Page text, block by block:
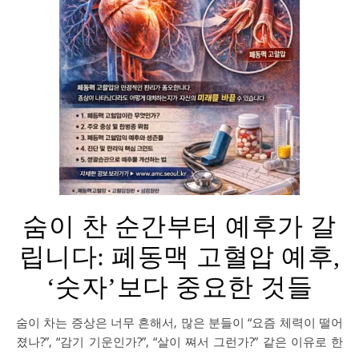
숨이 찬 순간부터 예후가 갈
립니다: 폐동맥 고혈압 예후,
‘숫자’보다 중요한 것들
숨이 차는 증상은 너무 흔해서, 많은 분들이 “요즘 체력이 떨어
졌나?”, “감기 기운인가?”, “살이 쪄서 그런가?” 같은 이유로 한